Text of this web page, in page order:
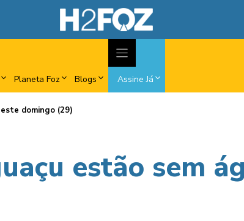
Planeta Foz Blogs Assine Já
domingo (29)
estão sem